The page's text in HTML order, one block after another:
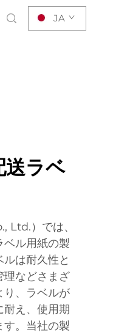
JA
送ラベ
）では、
ベル用紙の製
は耐久性と
理などさまざ
り、ラベルが
耐え、使用期
す。当社の製